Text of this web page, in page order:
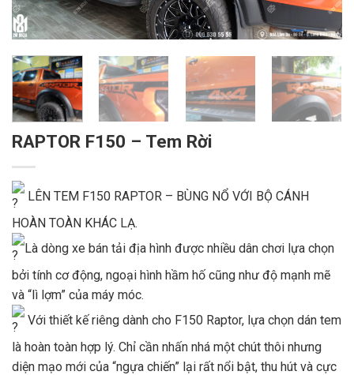
RAPTOR F150 – Tem Rời
LÊN TEM F150 RAPTOR – BÙNG NỔ VỚI BỘ CÁNH
HOÀN TOÀN KHÁC LẠ.
Là dòng xe bán tải địa hình được nhiều dân chơi lựa chọn
bởi tính cơ động, ngoại hình hầm hố cũng như độ mạnh mẽ
và “lì lợm” của máy móc.
Với thiết kế riêng dành cho F150 Raptor, lựa chọn dán tem
là hoàn toàn hợp lý. Chỉ cần nhấn nhá một chút thôi nhưng
diện mạo mới của “ngựa chiến” lại rất nổi bật, thu hút và cực